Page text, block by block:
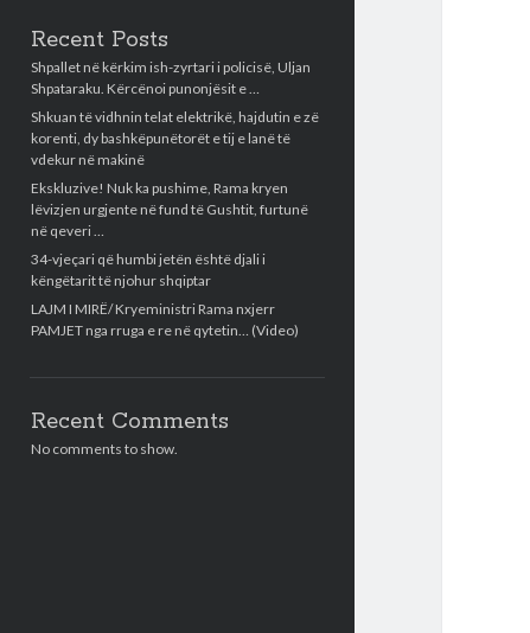
Recent Posts
Shpallet në kërkim ish-zyrtari i policisë, Uljan
Shpataraku. Kërcënoi punonjësit e …
Shkuan të vidhnin telat elektrikë, hajdutin e zë
korenti, dy bashkëpunëtorët e tij e lanë të
vdekur në makinë
Ekskluzive! Nuk ka pushime, Rama kryen
lëvizjen urgjente në fund të Gushtit, furtunë
në qeveri …
34-vjeçari që humbi jetën është djali i
këngëtarit të njohur shqiptar
LAJM I MIRË/ Kryeministri Rama nxjerr
PAMJET nga rruga e re në qytetin… (Video)
Recent Comments
No comments to show.